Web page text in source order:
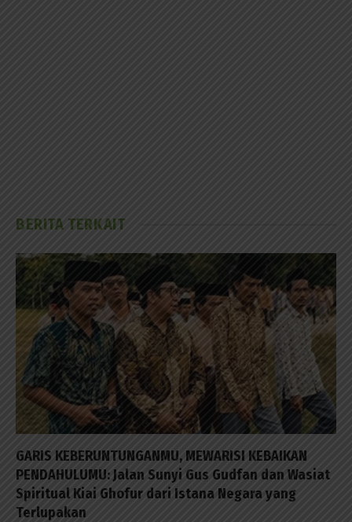
BERITA TERKAIT
GARIS KEBERUNTUNGANMU, MEWARISI KEBAIKAN
PENDAHULUMU: Jalan Sunyi Gus Gudfan dan Wasiat
Spiritual Kiai Ghofur dari Istana Negara yang
Terlupakan